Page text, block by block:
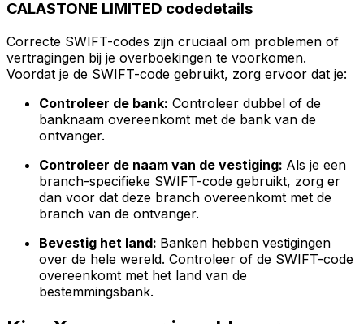
CALASTONE LIMITED codedetails
Correcte SWIFT-codes zijn cruciaal om problemen of
vertragingen bij je overboekingen te voorkomen.
Voordat je de SWIFT-code gebruikt, zorg ervoor dat je:
Controleer de bank: Controleer dubbel of de
banknaam overeenkomt met de bank van de
ontvanger.
Controleer de naam van de vestiging: Als je een
branch-specifieke SWIFT-code gebruikt, zorg er
dan voor dat deze branch overeenkomt met de
branch van de ontvanger.
Bevestig het land: Banken hebben vestigingen
over de hele wereld. Controleer of de SWIFT-code
overeenkomt met het land van de
bestemmingsbank.